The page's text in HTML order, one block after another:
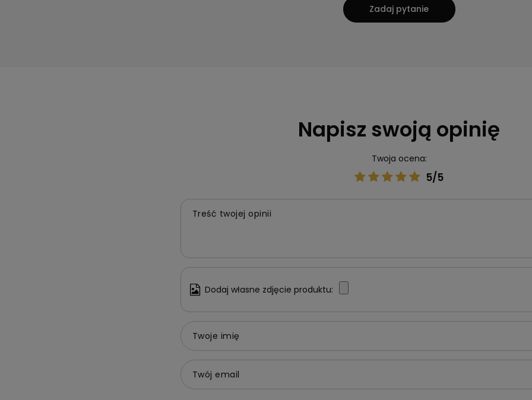
Zadaj pytanie
Napisz swoją opinię
Twoja ocena:
5/5
Treść twojej opinii
Dodaj własne zdjęcie produktu:
Twoje imię
Twój email